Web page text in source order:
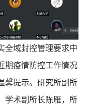
域封控管理要求中
期疫情防控工作情况
馨提示。研究所副所
学术副所长陈雁，所